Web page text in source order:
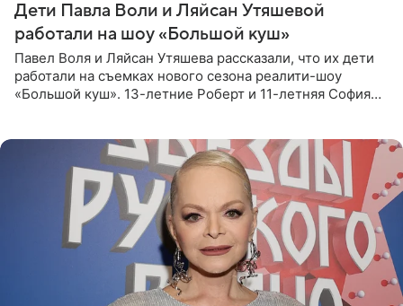
Дети Павла Воли и Ляйсан Утяшевой
работали на шоу «Большой куш»
Павел Воля и Ляйсан Утяшева рассказали, что их дети
работали на съемках нового сезона реалити-шоу
«Большой куш». 13-летние Роберт и 11-летняя София